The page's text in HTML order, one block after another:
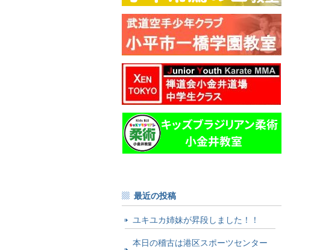
最近の投稿
ユキユカ姉妹が昇段しました！！
本日の稽古は港区スポーツセンター